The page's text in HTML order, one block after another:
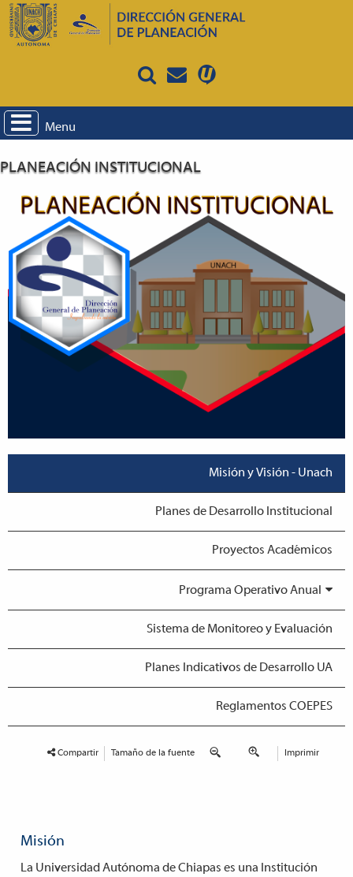
Menu
PLANEACIÓN INSTITUCIONAL
Misión y Visión - Unach
Planes de Desarrollo Institucional
Proyectos Académicos
Programa Operativo Anual
Sistema de Monitoreo y Evaluación
Planes Indicativos de Desarrollo UA
Reglamentos COEPES
Compartir Tamaño de la fuente Imprimir
Misión
La Universidad Autónoma de Chiapas es una Institución